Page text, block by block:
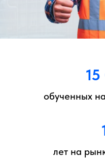
обученных
лет на